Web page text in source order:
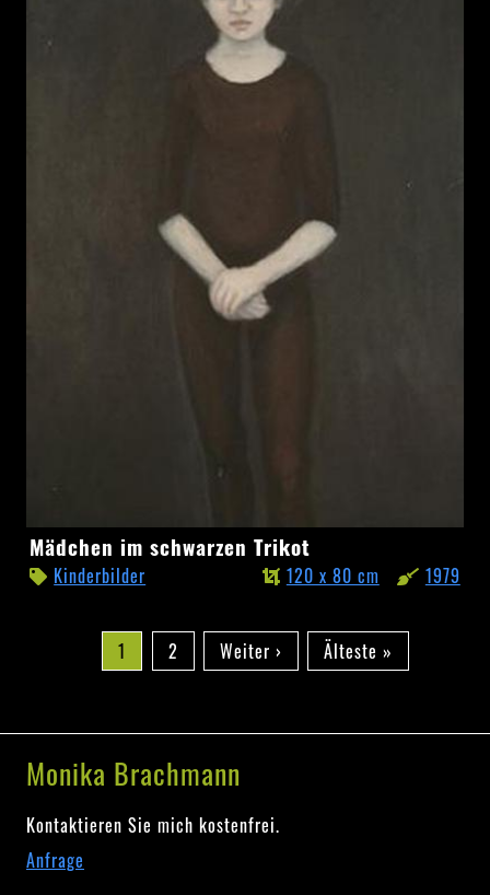
Mädchen
im
schwarzen
Mädchen im schwarzen Trikot
Kinderbilder 1979
120 x 80 cm
Seitennummerierung
Aktuelle
Seite
1 Seite
2
Nächste
Seite
Weiter ›
Letzte
Seite
Älteste »
Monika Brachmann
Kontaktieren Sie mich kostenfrei.
Anfrage